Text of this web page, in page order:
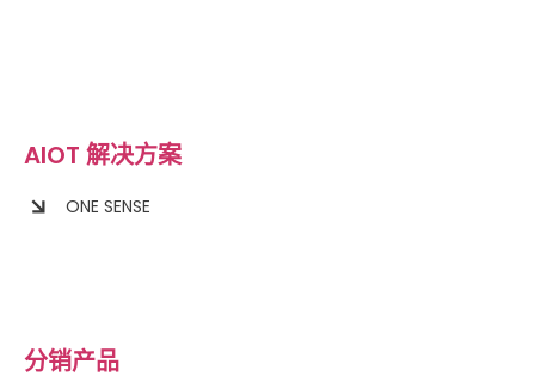
AIOT 解决方案
ONE SENSE
分销产品